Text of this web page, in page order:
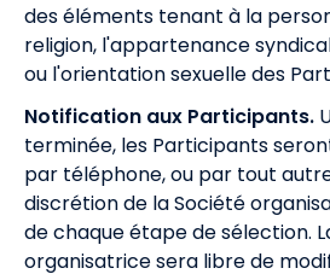
des éléments tenant à la
religion, l'appartenance
ou l'orientation sexuelle des
Notification aux Participants.
terminée, les Participants
par téléphone, ou par tout
discrétion de la Société
de chaque étape de sélection.
organisatrice sera libre de